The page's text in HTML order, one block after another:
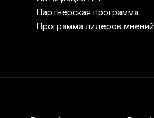
Партнерская программа
Программа лидеров мнений